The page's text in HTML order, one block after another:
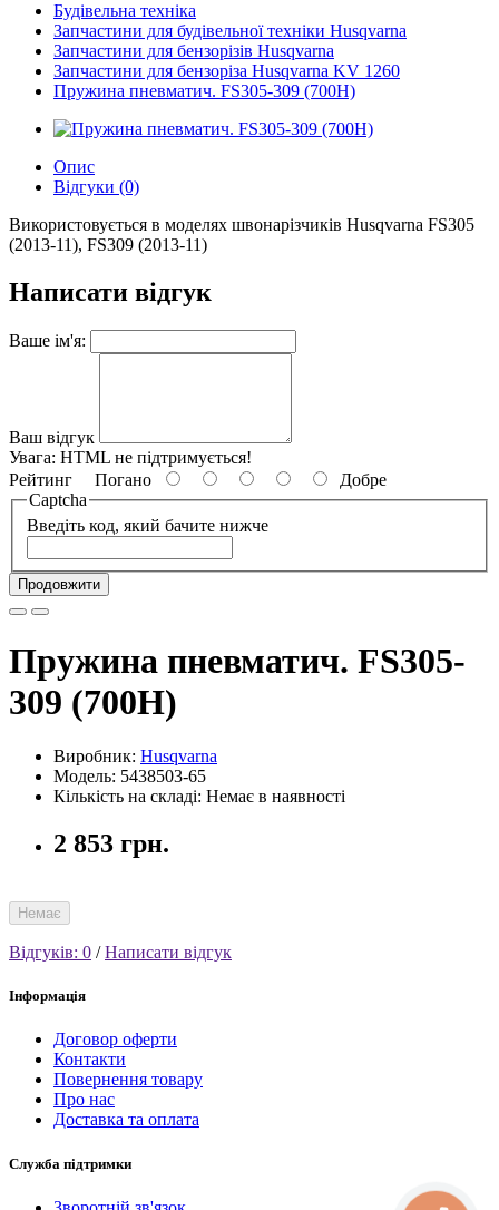
Будівельна техніка
Запчастини для будівельної техніки Husqvarna
Запчастини для бензорізів Husqvarna
Запчастини для бензоріза Husqvarna KV 1260
Пружина пневматич. FS305-309 (700H)
Опис
Відгуки (0)
Використовується в моделях швонарізчиків Husqvarna FS305
(2013-11), FS309 (2013-11)
Написати відгук
Ваше ім'я:
Ваш відгук
Увага: HTML не підтримується!
Рейтинг Погано
Добре
Captcha
Введіть код, який бачите нижче
Продовжити
Пружина пневматич. FS305-
309 (700H)
Виробник: Husqvarna
Модель: 5438503-65
Кількість на складі: Немає в наявності
2 853 грн.
Немає
Відгуків: 0 /Написати відгук
Інформація
Договор оферти
Контакти
Повернення товару
Про нас
Доставка та оплата
Служба підтримки